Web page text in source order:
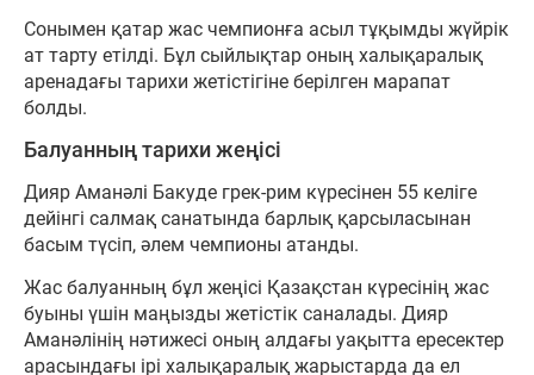
Сонымен қатар жас чемпионға асыл тұқымды жүйрік
ат тарту етілді. Бұл сыйлықтар оның халықаралық
аренадағы тарихи жетістігіне берілген марапат
болды.
Балуанның тарихи жеңісі
Дияр Аманәлі Бакуде грек-рим күресінен 55 келіге
дейінгі салмақ санатында барлық қарсыласынан
басым түсіп, әлем чемпионы атанды.
Жас балуанның бұл жеңісі Қазақстан күресінің жас
буыны үшін маңызды жетістік саналады. Дияр
Аманәлінің нәтижесі оның алдағы уақытта ересектер
арасындағы ірі халықаралық жарыстарда да ел